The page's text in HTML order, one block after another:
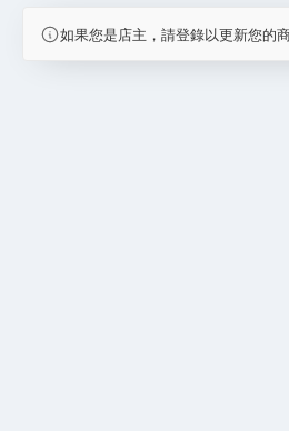
如果您是店主，請登錄以更新您的商